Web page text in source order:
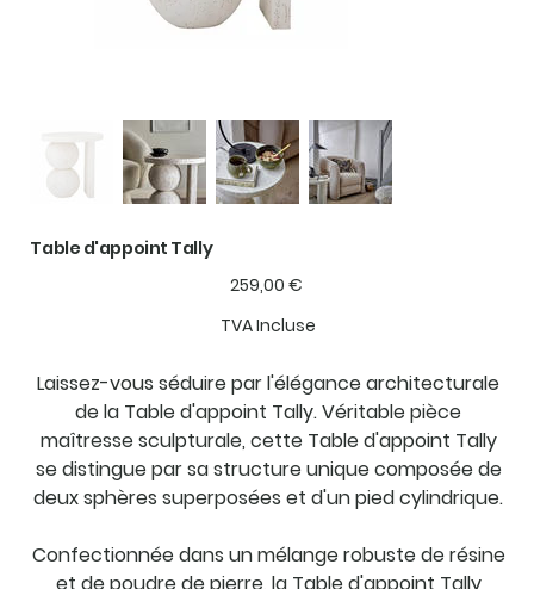
Table d'appoint Tally
Prix
259,00 €
TVA Incluse
Laissez-vous séduire par l'élégance architecturale
de la Table d'appoint Tally. Véritable pièce
maîtresse sculpturale, cette Table d'appoint Tally
se distingue par sa structure unique composée de
deux sphères superposées et d'un pied cylindrique.
Confectionnée dans un mélange robuste de résine